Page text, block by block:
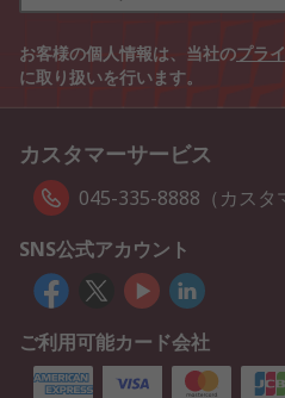
お客様の個人情報は、当社のプラ
に取り扱いを行います。
カスタマーサービス
045-335-8888（カスタ
SNS公式アカウント
ご利用可能カード会社